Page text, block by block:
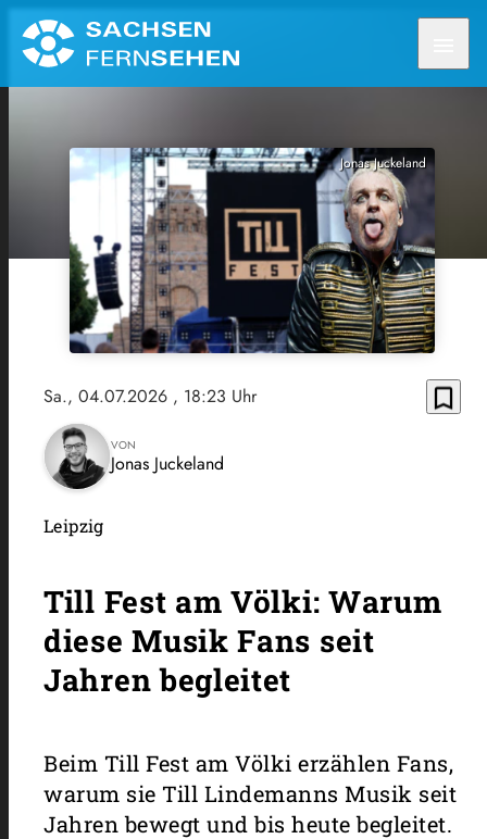
Jonas Juckeland
Sa., 04.07.2026 , 18:23 Uhr bookmark_border
VON
Jonas Juckeland
Leipzig
Till Fest am Völki: Warum
diese Musik Fans seit
Jahren begleitet
Beim Till Fest am Völki erzählen Fans,
warum sie Till Lindemanns Musik seit
Jahren bewegt und bis heute begleitet.